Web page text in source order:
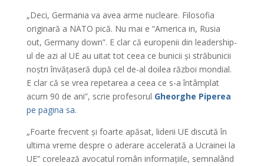
„Deci, Germania va avea arme nucleare. Filosofia
originară a NATO pică. Nu mai e “America in, Rusia
out, Germany down”. E clar că europenii din leadership-
ul de azi al UE au uitat tot ceea ce bunicii și străbunicii
noștri învățaseră după cel de-al doilea război mondial.
E clar că se vrea repetarea a ceea ce s-a întâmplat
acum 90 de ani”, scrie profesorul Gheorghe Piperea
pe pagina sa.
„Foarte frecvent și foarte apăsat, liderii UE discută în
ultima vreme despre o aderare accelerată a Ucrainei la
UE” corelează avocatul român informațiile, semnalând